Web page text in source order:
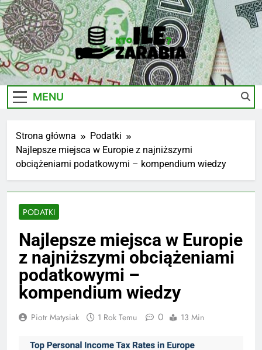
Skip
to
content
Ile-
Zarabia.edu.pl
Zarobki Gwiazd, Ciekawostki I Biznes
MENU
Strona główna
Podatki
Najlepsze miejsca w Europie z najniższymi
obciążeniami podatkowymi – kompendium wiedzy
PODATKI
Najlepsze miejsca w Europie
z najniższymi obciążeniami
podatkowymi –
kompendium wiedzy
Piotr Matysiak 1 Rok Temu 0 13 Min